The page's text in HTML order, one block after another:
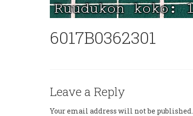
6017B0362301
Leave a Reply
Your email address will not be published.